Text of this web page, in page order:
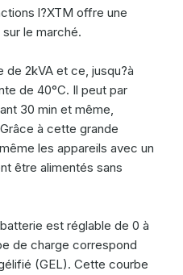
l?XTM offre une
le marché.
de 2kVA et ce, jusqu?à
de 40°C. Il peut par
30 min et même,
à cette grande
les appareils avec un
être alimentés sans
est réglable de 0 à
de charge correspond
(GEL). Cette courbe